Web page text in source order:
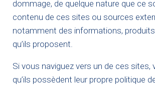
dommage, de quelque nature que ce
contenu de ces sites ou sources
notamment des informations,
qu’ils proposent.
Si vous naviguez vers un de ces sites,
qu’ils possèdent leur propre politique